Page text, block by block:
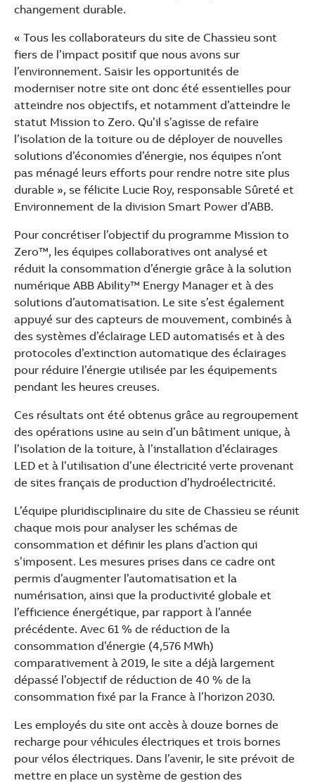
changement durable.
« Tous les collaborateurs du site de Chassieu sont
fiers de l’impact positif que nous avons sur
l’environnement. Saisir les opportunités de
moderniser notre site ont donc été essentielles pour
atteindre nos objectifs, et notamment d’atteindre le
statut Mission to Zero. Qu’il s’agisse de refaire
l’isolation de la toiture ou de déployer de nouvelles
solutions d’économies d’énergie, nos équipes n’ont
pas ménagé leurs efforts pour rendre notre site plus
durable », se félicite Lucie Roy, responsable Sûreté et
Environnement de la division Smart Power d’ABB.
Pour concrétiser l’objectif du programme Mission to
Zero™, les équipes collaboratives ont analysé et
réduit la consommation d’énergie grâce à la solution
numérique ABB Ability™ Energy Manager et à des
solutions d’automatisation. Le site s’est également
appuyé sur des capteurs de mouvement, combinés à
des systèmes d’éclairage LED automatisés et à des
protocoles d’extinction automatique des éclairages
pour réduire l’énergie utilisée par les équipements
pendant les heures creuses.
Ces résultats ont été obtenus grâce au regroupement
des opérations usine au sein d’un bâtiment unique, à
l’isolation de la toiture, à l’installation d’éclairages
LED et à l’utilisation d’une électricité verte provenant
de sites français de production d’hydroélectricité.
L’équipe pluridisciplinaire du site de Chassieu se réunit
chaque mois pour analyser les schémas de
consommation et définir les plans d’action qui
s’imposent. Les mesures prises dans ce cadre ont
permis d’augmenter l’automatisation et la
numérisation, ainsi que la productivité globale et
l’efficience énergétique, par rapport à l’année
précédente. Avec 61 % de réduction de la
consommation d’énergie (4,576 MWh)
comparativement à 2019, le site a déjà largement
dépassé l’objectif de réduction de 40 % de la
consommation fixé par la France à l’horizon 2030.
Les employés du site ont accès à douze bornes de
recharge pour véhicules électriques et trois bornes
pour vélos électriques. Dans l’avenir, le site prévoit de
mettre en place un système de gestion des